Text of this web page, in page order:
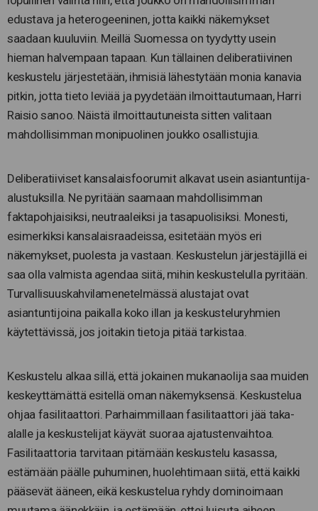
edustava ja heterogeeninen, jotta kaikki näkemykset
saadaan kuuluviin. Meillä Suomessa on tyydytty usein
hieman halvempaan tapaan. Kun tällainen deliberatiivinen
keskustelu järjestetään, ihmisiä lähestytään monia kanavia
pitkin, jotta tieto leviää ja pyydetään ilmoittautumaan, Harri
Raisio sanoo. Näistä ilmoittautuneista sitten valitaan
mahdollisimman monipuolinen joukko osallistujia.
Deliberatiiviset kansalaisfoorumit alkavat usein asiantuntija-
alustuksilla. Ne pyritään saamaan mahdollisimman
faktapohjaisiksi, neutraaleiksi ja tasapuolisiksi. Monesti,
esimerkiksi kansalaisraadeissa, esitetään myös eri
näkemykset, puolesta ja vastaan. Keskustelun järjestäjillä ei
saa olla valmista agendaa siitä, mihin keskustelulla pyritään.
Turvallisuuskahvilamenetelmässä alustajat ovat
asiantuntijoina paikalla koko illan ja keskusteluryhmien
käytettävissä, jos joitakin tietoja pitää tarkistaa.
Keskustelu alkaa sillä, että jokainen mukanaolija saa muiden
keskeyttämättä esitellä oman näkemyksensä. Keskustelua
ohjaa fasilitaattori. Parhaimmillaan fasilitaattori jää taka-
alalle ja keskustelijat käyvät suoraa ajatustenvaihtoa.
Fasilitaattoria tarvitaan pitämään keskustelu kasassa,
estämään päälle puhuminen, huolehtimaan siitä, että kaikki
pääsevät ääneen, eikä keskustelua ryhdy dominoimaan